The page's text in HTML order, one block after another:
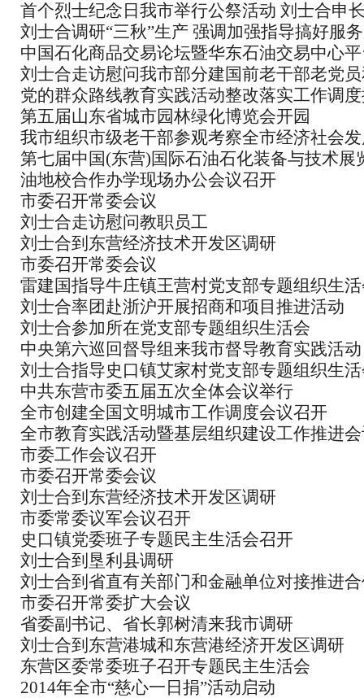
会
首个烈士纪念日我市举行公祭活动 刘士合申
领导参加
刘士合调研“三秋”生产 强调加强指导搞好服务
中国石化商品交易论坛暨华东石油交易中心
仪式在我市举行
刘士合走访慰问我市部分建国前老干部老党
党的群众路线教育实践活动整改落实工作调
议召开
第五届山东省城市园林绿化博览会开园
我市组织市级老干部参观考察全市经济社会
第七届中国(东营)国际石油石化装备与技术展
幕
油地校合作办学现场办公会议召开
市委召开常委会议
刘士合走访慰问教职员工
刘士合到东营经济技术开发区调研
市委召开常委会议
雷建国指导牛庄镇王营村党支部专题组织生
主评议党员工作
刘士合率团赴浙沪开展招商和项目推进活动
刘士合参加所在党支部专题组织生活会
中央第六巡回督导组来我市督导教育实践活动
刘士合指导史口镇艾家村党支部专题组织生
中共东营市委五届五次全体会议举行
全市创建全国文明城市工作调度会议召开
全市教育实践活动暨基层组织建设工作推进
市委工作会议召开
市委召开常委会议
刘士合到东营经济技术开发区调研
市委常委议军会议召开
史口镇党委班子专题民主生活会召开
刘士合到垦利县调研
刘士合到省直有关部门和金融单位对接推进
市委召开常委扩大会议
省委副书记、省长郭树清来我市调研
刘士合到东营港城和东营港经济开发区调研
东营区委常委班子召开专题民主生活会
2014年全市“慈心一日捐”活动启动